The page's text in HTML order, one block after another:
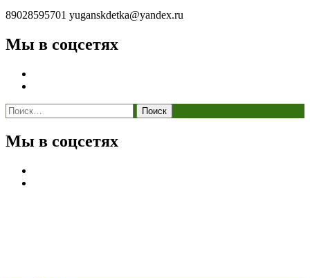
89028595701 yuganskdetka@yandex.ru
Мы в соцсетях
Найти:
Мы в соцсетях